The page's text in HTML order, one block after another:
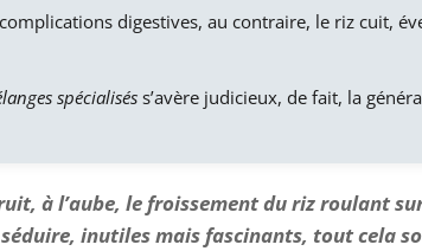
digestives, au contraire, le riz cuit,
spécialiséss’avère judicieux, de fait, la
à l’aube, le froissement du riz roulant
inutiles mais fascinants, tout cela